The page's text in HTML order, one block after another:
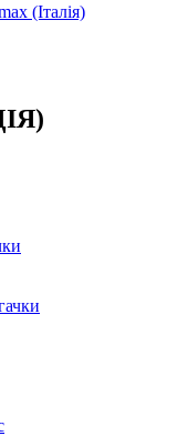
(Італія)